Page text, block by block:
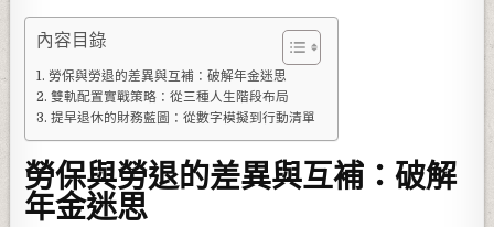
內容目錄
勞保與勞退的差異與互補：破解年金迷思
雙軌配置實戰策略：從三種人生階段布局
提早退休的財務藍圖：從數字模擬到行動清單
勞保與勞退的差異與互補：破解
年金迷思